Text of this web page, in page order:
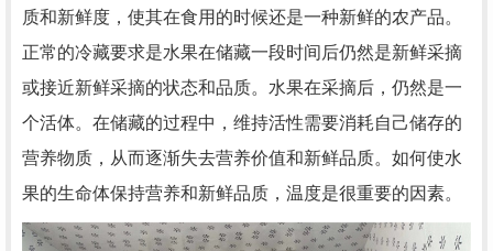
质和新鲜度，使其在食用的时候还是一种新鲜的农产品。
正常的冷藏要求是水果在储藏一段时间后仍然是新鲜采摘
或接近新鲜采摘的状态和品质。水果在采摘后，仍然是一
个活体。在储藏的过程中，维持活性需要消耗自己储存的
营养物质，从而逐渐失去营养价值和新鲜品质。如何使水
果的生命体保持营养和新鲜品质，温度是很重要的因素。